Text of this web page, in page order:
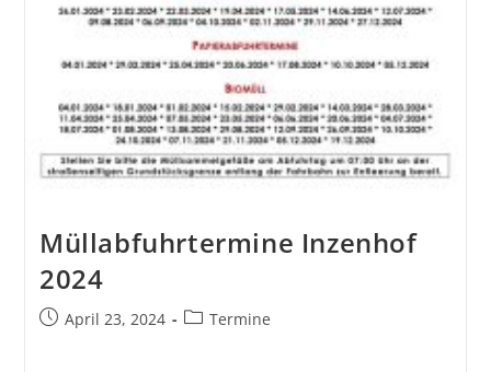
Müllabfuhrtermine Inzenhof
2024
April 23, 2024 Termine